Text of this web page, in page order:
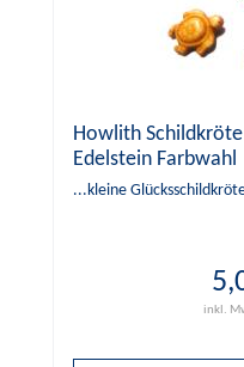
Howlith
Edelstein Farbwahl
...kleine
inkl.